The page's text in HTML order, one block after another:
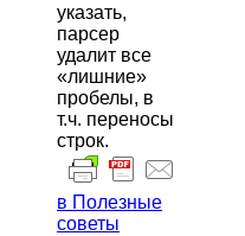
указать,
парсер
удалит все
«лишние»
пробелы, в
т.ч. переносы
строк.
в Полезные
советы